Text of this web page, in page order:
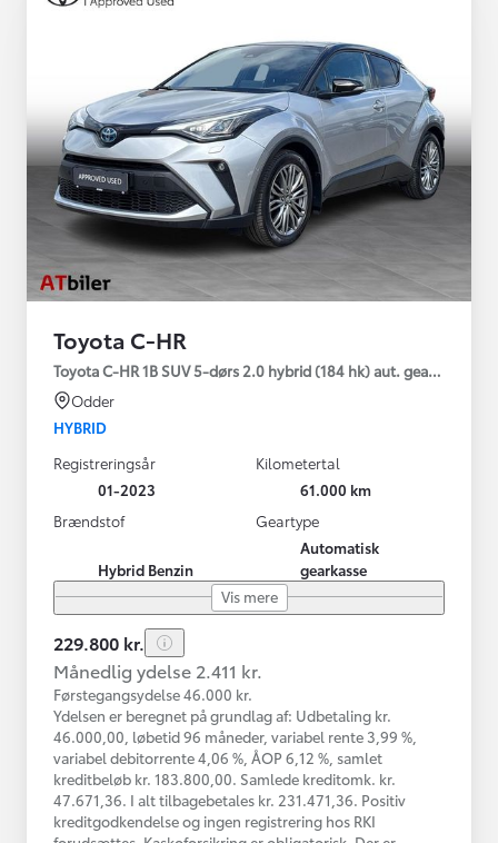
Toyota C-HR
Toyota C-HR 1B SUV 5-dørs 2.0 hybrid (184 hk) aut. gear C-HIC
Odder
HYBRID
Registreringsår
01-2023
Kilometertal
61.000 km
Brændstof
Hybrid Benzin
Geartype
Automatisk
gearkasse
Vis mere
229.800 kr.
Månedlig ydelse 2.411 kr.
Førstegangsydelse 46.000 kr.
Ydelsen er beregnet på grundlag af: Udbetaling kr.
46.000,00, løbetid 96 måneder, variabel rente 3,99 %,
variabel debitorrente 4,06 %, ÅOP 6,12 %, samlet
kreditbeløb kr. 183.800,00. Samlede kreditomk. kr.
47.671,36. I alt tilbagebetales kr. 231.471,36. Positiv
kreditgodkendelse og ingen registrering hos RKI